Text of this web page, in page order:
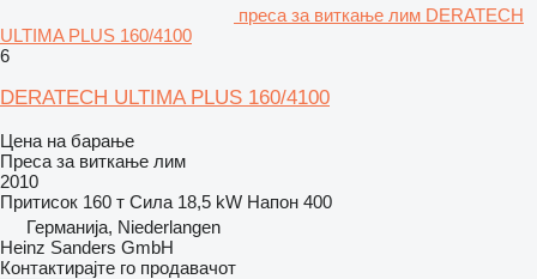
преса за виткање лим DERATECH
ULTIMA PLUS 160/4100
6
DERATECH ULTIMA PLUS 160/4100
Цена на барање
Преса за виткање лим
2010
Притисок 160 т Сила 18,5 kW Напон 400
Германија, Niederlangen
Heinz Sanders GmbH
Контактирајте го продавачот